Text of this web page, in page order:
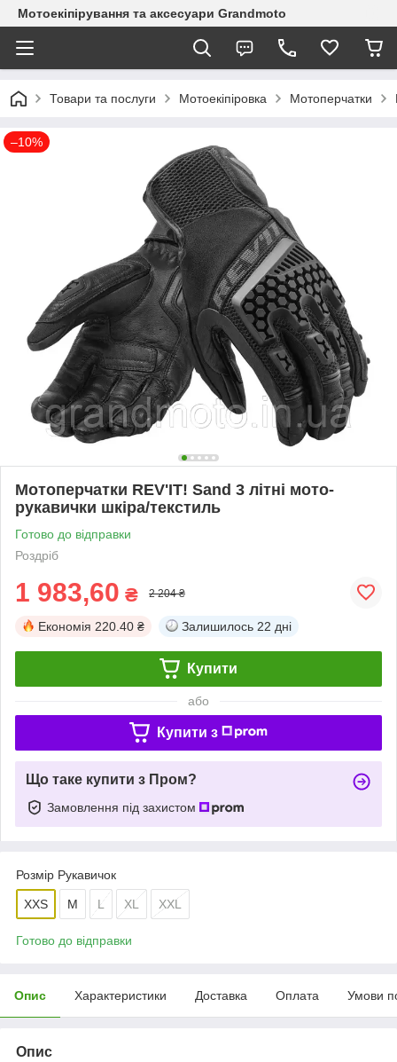
Мотоекіпірування та аксесуари Grandmoto
Товари та послуги Мотоекіпіровка Мотоперчатки
–10%
Мотоперчатки REV'IT! Sand 3 літні мото-
рукавички шкіра/текстиль
Готово до відправки
Роздріб
1 983,60 ₴ 2 204 ₴
Економія 220.40 ₴ Залишилось 22 дні
Купити
або
Купити з
Що таке купити з Пром?
Замовлення під захистом
Розмір Рукавичок
XXS M L XL XXL
Готово до відправки
Опис Характеристики Доставка Оплата Умови
Опис